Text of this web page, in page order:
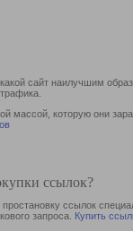
сайт наилучшим
массой, которую они
ссылок?
ссылок
запроса. Купить